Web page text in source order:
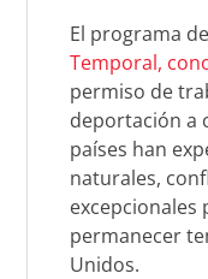
El programa de
Temporal,
permiso de
deportación a
países han
naturales,
excepcionales
permanecer
Unidos.